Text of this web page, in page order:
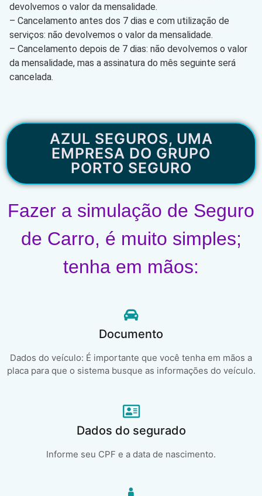
devolvemos o valor da mensalidade.
– Cancelamento antes dos 7 dias e com utilização de
serviços: não devolvemos o valor da mensalidade.
– Cancelamento depois de 7 dias: não devolvemos o valor
da mensalidade, mas a assinatura do mês seguinte será
cancelada.
AZUL SEGUROS, UMA
EMPRESA DO GRUPO
PORTO SEGURO
Fazer a simulação de Seguro
de Carro, é muito simples;
tenha em mãos:
Documento
Dados do veículo: É importante que você tenha em mãos a
placa para que o sistema busque as informações do veículo.
Dados do segurado
Informe seu CPF e a data de nascimento.